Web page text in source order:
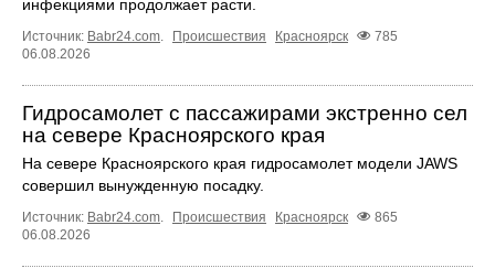
инфекциями продолжает расти.
Источник: Babr24.com Происшествия Красноярск
785
06.08.2026
Гидросамолет с пассажирами экстренно сел
на севере Красноярского края
На севере Красноярского края гидросамолет модели JAWS
совершил вынужденную посадку.
Источник: Babr24.com. Происшествия Красноярск
865
06.08.2026